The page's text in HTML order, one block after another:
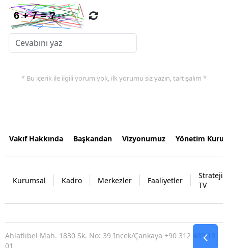
* Bu içerik ile ilgili yorum yok, ilk yorumu siz yazın, tartışalım *
Vakıf Hakkında Başkandan Vizyonumuz Yönetim
Kurumsal Kadro Merkezler Faaliyetler
Strateji
TV
Ahlatlıbel Mah. 1830 Sk. No: 39 İncek/Çankaya +90 312 489 18
01